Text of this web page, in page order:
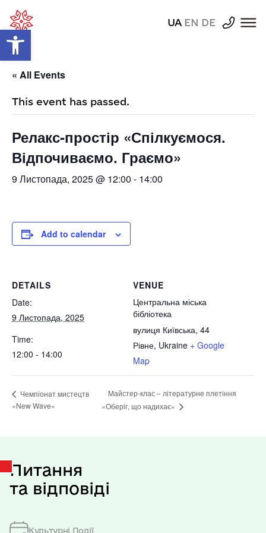
Відкрити Панель інструментів
UA EN DE
« All Events
This event has passed.
Релакс-простір «Спілкуємося.
Відпочиваємо. Граємо»
9 Листопада, 2025 @ 12:00 - 14:00
Add to calendar
DETAILS
Date:
9 Листопада, 2025
Time:
12:00 - 14:00
VENUE
Центральна міська
бібліотека
вулиця Київська, 44
Рівне, Ukraine + Google
Map
Чемпіонат мистецтв
«New Wave»
Майстер-клас – літературне плетіння
«Оберіг, що надихає»
Питання
та відповіді
Культурні Події